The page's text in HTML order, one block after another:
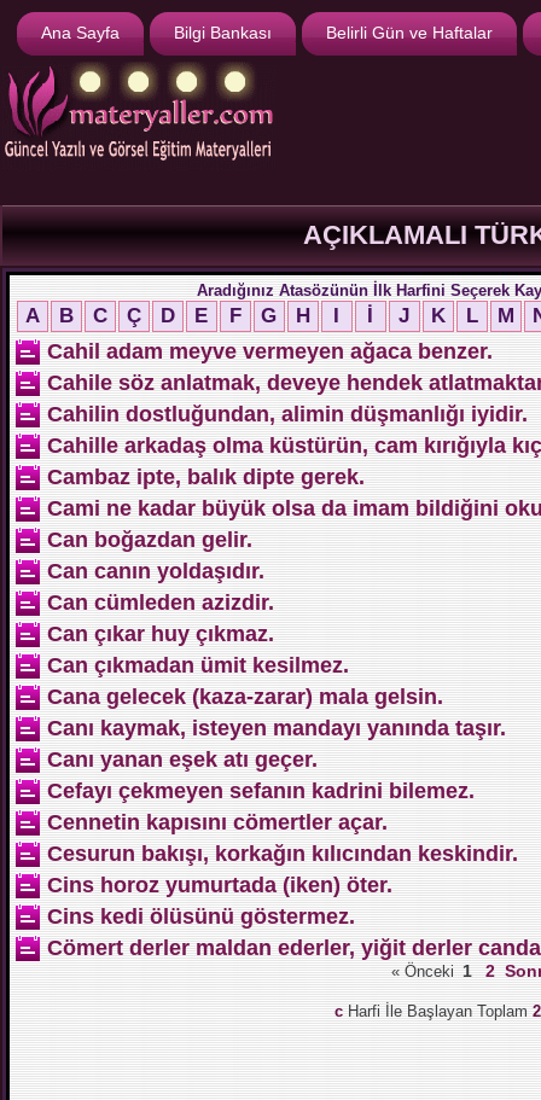
Ana Sayfa Bilgi Bankası Belirli Gün ve Haftalar
AÇIKLAMALI
Aradığınız Atasözünün İlk Harfini Seçerek
A B C Ç D E F G H I İ J K L M
Cahil adam meyve vermeyen ağaca benzer.
Cahile söz anlatmak, deveye hendek
Cahilin dostluğundan, alimin düşmanlığı iyidir.
Cahille arkadaş olma küstürün, cam kırığıyla
Cambaz ipte, balık dipte gerek.
Cami ne kadar büyük olsa da imam bildiğini
Can boğazdan gelir.
Can canın yoldaşıdır.
Can cümleden azizdir.
Can çıkar huy çıkmaz.
Can çıkmadan ümit kesilmez.
Cana gelecek (kaza-zarar) mala gelsin.
Canı kaymak, isteyen mandayı yanında taşır.
Canı yanan eşek atı geçer.
Cefayı çekmeyen sefanın kadrini bilemez.
Cennetin kapısını cömertler açar.
Cesurun bakışı, korkağın kılıcından keskindir.
Cins horoz yumurtada (iken) öter.
Cins kedi ölüsünü göstermez.
Cömert derler maldan ederler, yiğit derler
« Önceki 1 2
cHarfi İle Başlayan Toplam